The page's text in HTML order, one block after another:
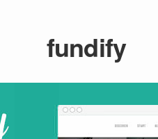
fundify